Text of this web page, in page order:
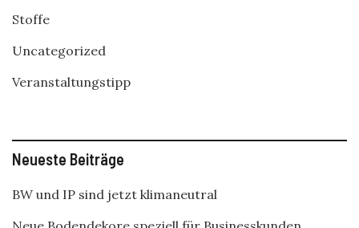
Stoffe
Uncategorized
Veranstaltungstipp
Neueste Beiträge
BW und IP sind jetzt klimaneutral